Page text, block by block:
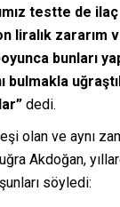
testte de ilaç
liralık zararım
bunları
bulmakla
dedi.
olan ve aynı
Akdoğan,
söyledi: